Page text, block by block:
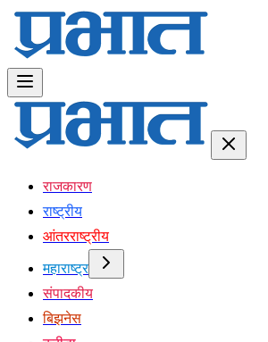
राजकारण
राष्ट्रीय
आंतरराष्ट्रीय
महाराष्ट्र
संपादकीय
बिझनेस